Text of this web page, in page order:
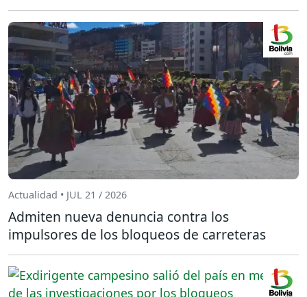
Actualidad • JUL 21 / 2026
Admiten nueva denuncia contra los
impulsores de los bloqueos de carreteras